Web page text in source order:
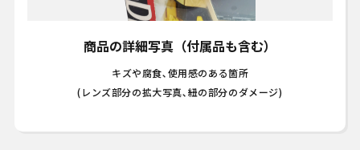
商品の詳細写真（付属品も含む）
キズや腐食､使用感のある箇所
(レンズ部分の拡大写真､紐の部分のダメージ)